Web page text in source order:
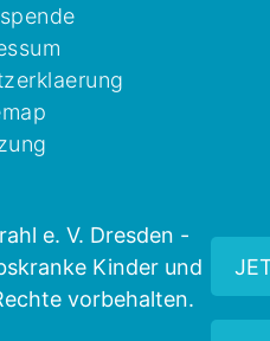
e. V. Dresden -
Kinder und
vorbehalten.